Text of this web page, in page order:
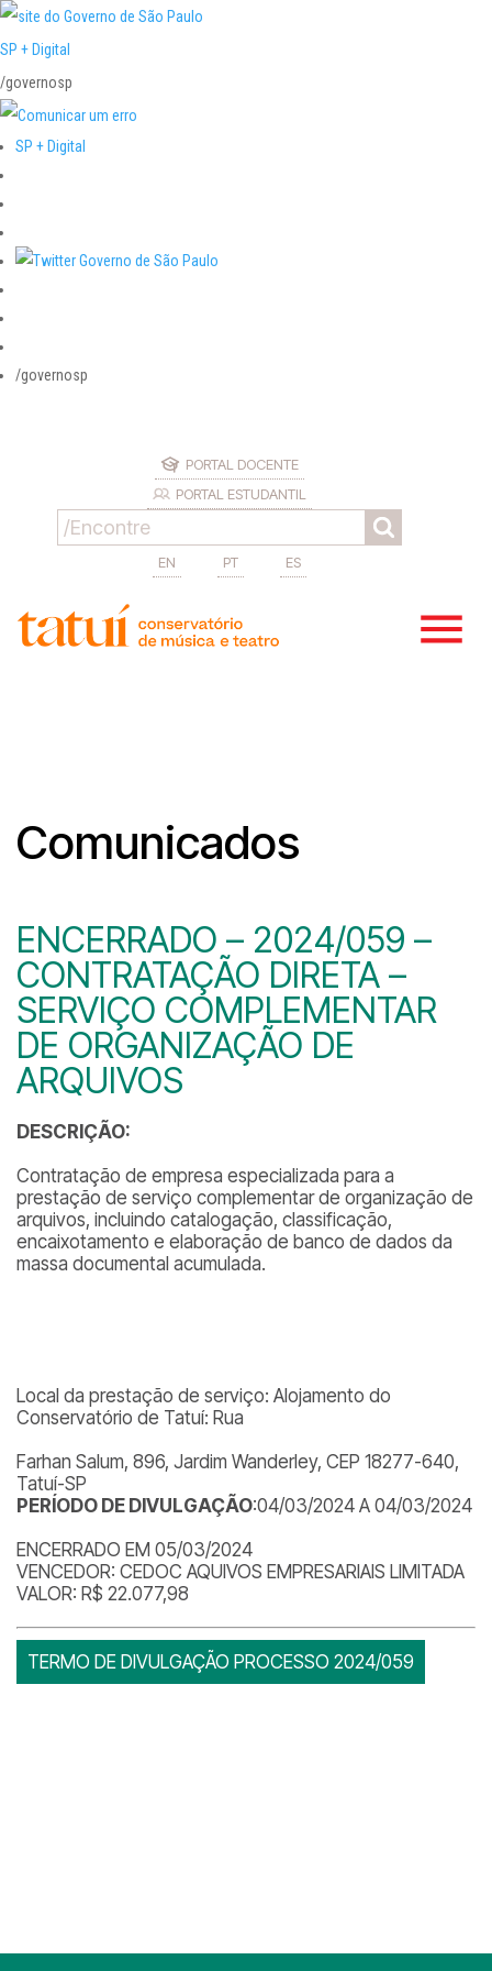
SP + Digital
/governosp
SP + Digital
/governosp
PORTAL DOCENTE
PORTAL ESTUDANTIL
EN PT ES
Comunicados
ENCERRADO – 2024/059 –
CONTRATAÇÃO DIRETA –
SERVIÇO COMPLEMENTAR
DE ORGANIZAÇÃO DE
ARQUIVOS
DESCRIÇÃO:
Contratação de empresa especializada para a
prestação de serviço complementar de organização de
arquivos, incluindo catalogação, classificação,
encaixotamento e elaboração de banco de dados da
massa documental acumulada.
Local da prestação de serviço: Alojamento do
Conservatório de Tatuí: Rua
Farhan Salum, 896, Jardim Wanderley, CEP 18277-640,
Tatuí-SP
PERÍODO DE DIVULGAÇÃO:04/03/2024 A 04/03/2024
ENCERRADO EM 05/03/2024
VENCEDOR: CEDOC AQUIVOS EMPRESARIAIS LIMITADA
VALOR: R$ 22.077,98
TERMO DE DIVULGAÇÃO PROCESSO 2024/059